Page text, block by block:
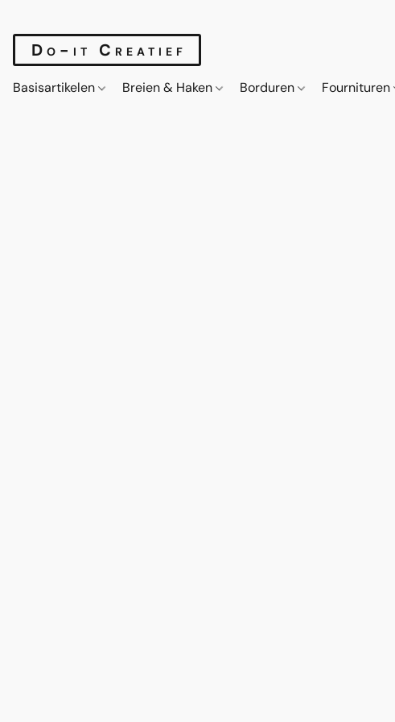
Do-it Creatief
Basisartikelen Breien & Haken Borduren Fournituren